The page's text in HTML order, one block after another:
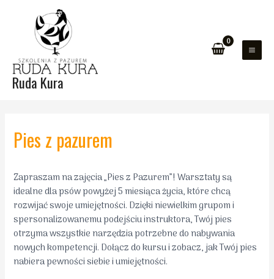
Ruda Kura
Pies z pazurem
Zapraszam na zajęcia „Pies z Pazurem”! Warsztaty są
idealne dla psów powyżej 5 miesiąca życia, które chcą
rozwijać swoje umiejętności. Dzięki niewielkim grupom i
spersonalizowanemu podejściu instruktora, Twój pies
otrzyma wszystkie narzędzia potrzebne do nabywania
nowych kompetencji. Dołącz do kursu i zobacz, jak Twój pies
nabiera pewności siebie i umiejętności.